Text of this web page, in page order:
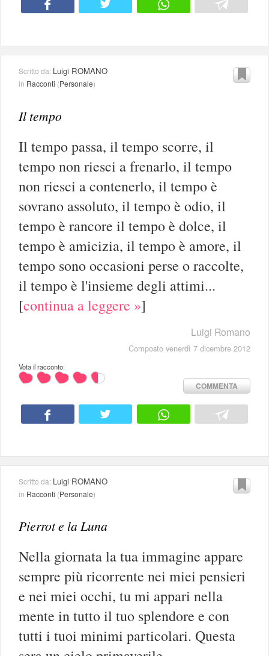
Scritto da: Luigi ROMANO
in Racconti (Personale)
Il tempo
Il tempo passa, il tempo scorre, il
tempo non riesci a frenarlo, il tempo
non riesci a contenerlo, il tempo è
sovrano assoluto, il tempo è odio, il
tempo è rancore il tempo è dolce, il
tempo è amicizia, il tempo è amore, il
tempo sono occasioni perse o raccolte,
il tempo è l'insieme degli attimi...
[continua a leggere »]
Luigi Romano
Composto venerdì 7 dicembre 2012
Vota il racconto:
COMMENTA
Scritto da: Luigi ROMANO
in Racconti (Personale)
Pierrot e la Luna
Nella giornata la tua immagine appare
sempre più ricorrente nei miei pensieri
e nei miei occhi, tu mi appari nella
mente in tutto il tuo splendore e con
tutti i tuoi minimi particolari. Questa